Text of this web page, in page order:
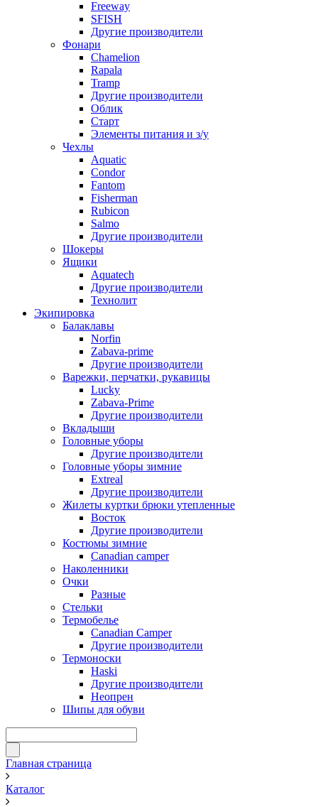
Freeway
SFISH
Другие производители
Фонари
Chamelion
Rapala
Tramp
Другие производители
Облик
Старт
Элементы питания и з/у
Чехлы
Aquatic
Condor
Fantom
Fisherman
Rubicon
Salmo
Другие производители
Шокеры
Ящики
Aquatech
Другие производители
Технолит
Экипировка
Балаклавы
Norfin
Zabava-prime
Другие производители
Варежки, перчатки, рукавицы
Lucky
Zabava-Prime
Другие производители
Вкладыши
Головные уборы
Другие производители
Головные уборы зимние
Extreal
Другие производители
Жилеты куртки брюки утепленные
Восток
Другие производители
Костюмы зимние
Canadian camper
Наколенники
Очки
Разные
Стельки
Термобелье
Canadian Camper
Другие производители
Термоноски
Haski
Другие производители
Неопрен
Шипы для обуви
Главная страница
Каталог